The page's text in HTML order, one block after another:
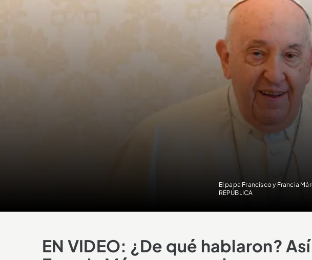
El papa Francisco y Francia
REPÚBLICA
EN VIDEO: ¿De qué hablaron?